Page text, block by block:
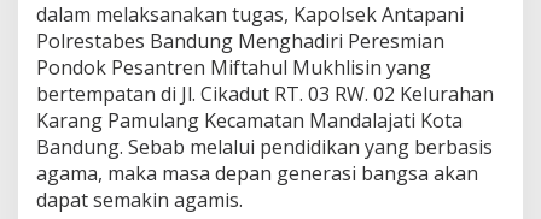
h
a
d
i
r
i
P
o
l
dalam melaksanakan tugas, Kapolsek Antapani
Polrestabes Bandung Menghadiri Peresmian
Pondok Pesantren Miftahul Mukhlisin yang
bertempatan di Jl. Cikadut RT. 03 RW. 02 Kelurahan
Karang Pamulang Kecamatan Mandalajati Kota
Bandung. Sebab melalui pendidikan yang berbasis
agama, maka masa depan generasi bangsa akan
dapat semakin agamis.